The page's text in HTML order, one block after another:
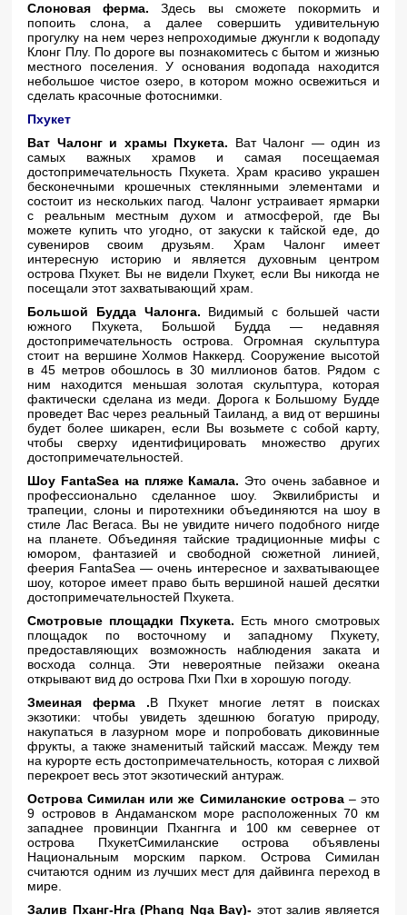
Слоновая ферма. Здесь вы сможете покормить и
попоить слона, а далее совершить удивительную
прогулку на нем через непроходимые джунгли к водопаду
Клонг Плу. По дороге вы познакомитесь с бытом и жизнью
местного поселения. У основания водопада находится
небольшое чистое озеро, в котором можно освежиться и
сделать красочные фотоснимки.
Пхукет
Ват Чалонг и храмы Пхукета. Ват Чалонг — один из
самых важных храмов и самая посещаемая
достопримечательность Пхукета. Храм красиво украшен
бесконечными крошечных стеклянными элементами и
состоит из нескольких пагод. Чалонг устраивает ярмарки
с реальным местным духом и атмосферой, где Вы
можете купить что угодно, от закуски к тайской еде, до
сувениров своим друзьям. Храм Чалонг имеет
интересную историю и является духовным центром
острова Пхукет. Вы не видели Пхукет, если Вы никогда не
посещали этот захватывающий храм.
Большой Будда Чалонга. Видимый с большей части
южного Пхукета, Большой Будда — недавняя
достопримечательность острова. Огромная скульптура
стоит на вершине Холмов Наккерд. Сооружение высотой
в 45 метров обошлось в 30 миллионов батов. Рядом с
ним находится меньшая золотая скульптура, которая
фактически сделана из меди. Дорога к Большому Будде
проведет Вас через реальный Таиланд, а вид от вершины
будет более шикарен, если Вы возьмете с собой карту,
чтобы сверху идентифицировать множество других
достопримечательностей.
Шоу FantaSea на пляже Камала. Это очень забавное и
профессионально сделанное шоу. Эквилибристы и
трапеции, слоны и пиротехники объединяются на шоу в
стиле Лас Вегаса. Вы не увидите ничего подобного нигде
на планете. Объединяя тайские традиционные мифы с
юмором, фантазией и свободной сюжетной линией,
феерия FantaSea — очень интересное и захватывающее
шоу, которое имеет право быть вершиной нашей десятки
достопримечательностей Пхукета.
Смотровые площадки Пхукета. Есть много смотровых
площадок по восточному и западному Пхукету,
предоставляющих возможность наблюдения заката и
восхода солнца. Эти невероятные пейзажи океана
открывают вид до острова Пхи Пхи в хорошую погоду.
Змеиная ферма .В Пхукет многие летят в поисках
экзотики: чтобы увидеть здешнюю богатую природу,
накупаться в лазурном море и попробовать диковинные
фрукты, а также знаменитый тайский массаж. Между тем
на курорте есть достопримечательность, которая с лихвой
перекроет весь этот экзотический антураж.
Острова Симилан или же Симиланские острова– это
9 островов в Андаманском море расположенных 70 км
западнее провинции Пхангнга и 100 км севернее от
острова ПхукетСимиланские острова объявлены
Национальным морским парком. Острова Симилан
считаются одним из лучших мест для дайвинга переход в
мире.
Залив Пханг-Нга (Phang Nga Bay)- этот залив является